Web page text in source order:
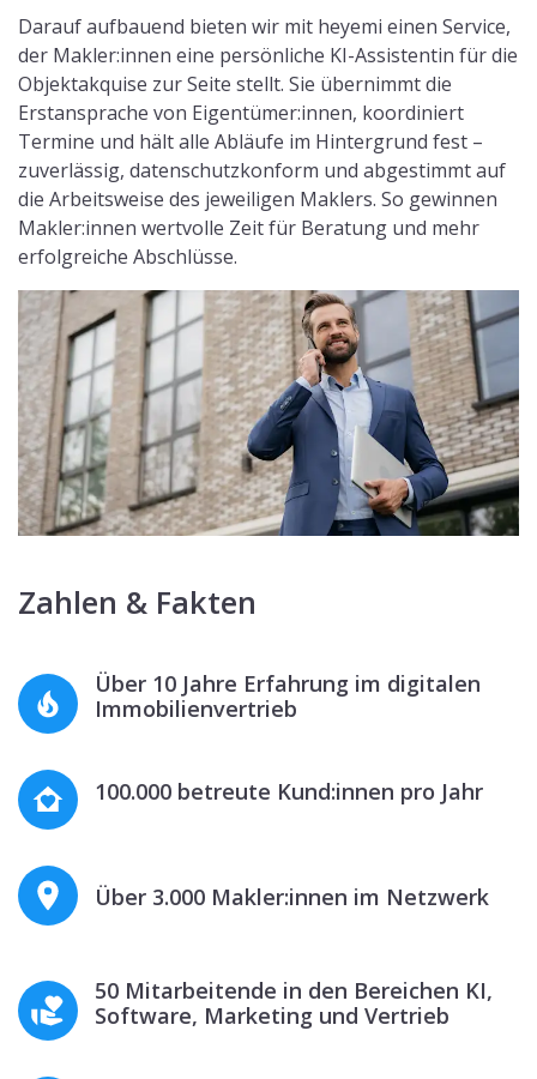
Darauf aufbauend bieten wir mit heyemi einen Service,
der Makler:innen eine persönliche KI-Assistentin für die
Objektakquise zur Seite stellt. Sie übernimmt die
Erstansprache von Eigentümer:innen, koordiniert
Termine und hält alle Abläufe im Hintergrund fest –
zuverlässig, datenschutzkonform und abgestimmt auf
die Arbeitsweise des jeweiligen Maklers. So gewinnen
Makler:innen wertvolle Zeit für Beratung und mehr
erfolgreiche Abschlüsse.
Zahlen & Fakten
Über 10 Jahre Erfahrung im digitalen
Immobilienvertrieb
100.000 betreute Kund:innen pro Jahr
Über 3.000 Makler:innen im Netzwerk
50 Mitarbeitende in den Bereichen KI,
Software, Marketing und Vertrieb